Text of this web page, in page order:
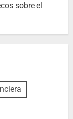
sobre el